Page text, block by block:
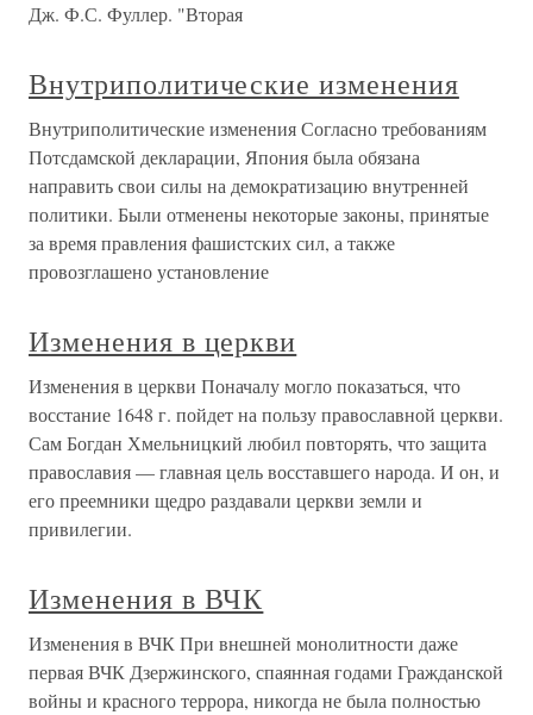
Дж. Ф.С. Фуллер. "Вторая
Внутриполитические изменения
Внутриполитические изменения Согласно требованиям
Потсдамской декларации, Япония была обязана
направить свои силы на демократизацию внутренней
политики. Были отменены некоторые законы, принятые
за время правления фашистских сил, а также
провозглашено установление
Изменения в церкви
Изменения в церкви Поначалу могло показаться, что
восстание 1648 г. пойдет на пользу православной церкви.
Сам Богдан Хмельницкий любил повторять, что защита
православия — главная цель восставшего народа. И он, и
его преемники щедро раздавали церкви земли и
привилегии.
Изменения в ВЧК
Изменения в ВЧК При внешней монолитности даже
первая ВЧК Дзержинского, спаянная годами Гражданской
войны и красного террора, никогда не была полностью